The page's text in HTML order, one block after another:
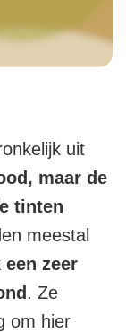
uit
maar de
tinten
meestal
zeer
. Ze
om hier